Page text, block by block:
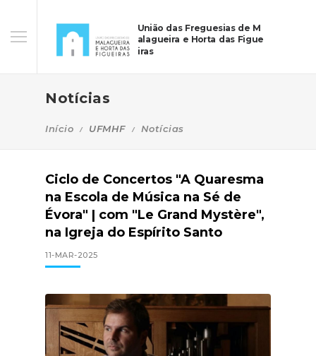
União das Freguesias de M
alagueira e Horta das Figue
iras
Notícias
Início UFMHF Notícias
Ciclo de Concertos "A Quaresma
na Escola de Música na Sé de
Évora" | com "Le Grand Mystère",
na Igreja do Espírito Santo
11-MAR-2025